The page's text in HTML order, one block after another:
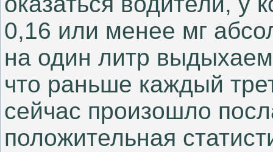
0,16 или менее мг
на один литр
что раньше каждый
сейчас произошло
положительная